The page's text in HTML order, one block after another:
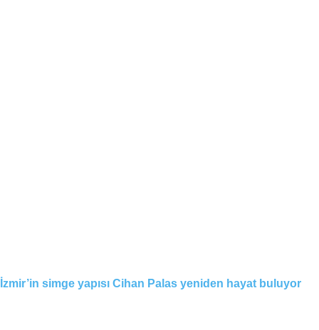
İzmir’in simge yapısı Cihan Palas yeniden hayat buluyor